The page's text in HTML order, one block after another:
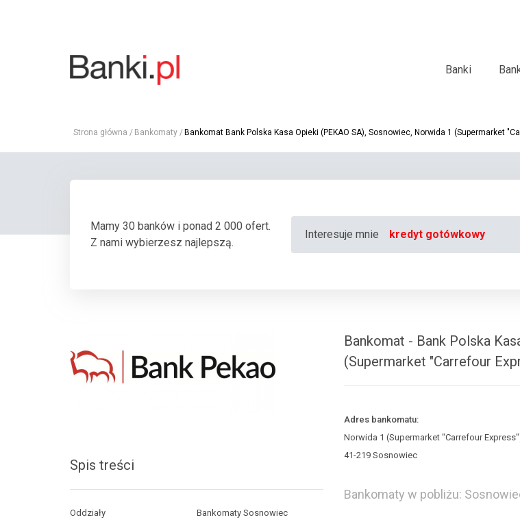
Banki
Strona główna Bankomaty Bankomat Bank Polska Kasa Opieki (PEKAO SA), Sosnowiec, Norwida 1 (Supermarket
Mamy 30 banków i ponad 2 000 ofert.
Z nami wybierzesz najlepszą.
Interesuje mnie kredyt gotówkowy
Spis treści
Oddziały
Bankomaty Sosnowiec
Bankomat - Bank Polska
(Supermarket "Carrefour
Adres bankomatu:
Norwida 1 (Supermarket "Carrefour
41-219 Sosnowiec
Bankomaty w pobliżu: